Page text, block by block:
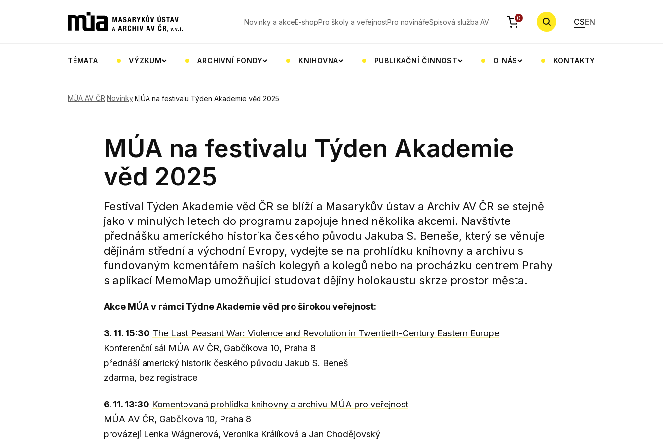
Novinky a akceE-shopPro školy a veřejnostPro novinářeSpisová služba AV 0 CSEN
TÉMATA VÝZKUM ARCHIVNÍ FONDY KNIHOVNA PUBLIKAČNÍ ČINNOST O NÁS KONTAKTY
MÚA AV ČR NovinkyMÚA na festivalu Týden Akademie věd 2025
MÚA na festivalu Týden Akademie
věd 2025
Festival Týden Akademie věd ČR se blíží a Masarykův ústav a Archiv AV ČR se stejně
jako v minulých letech do programu zapojuje hned několika akcemi. Navštivte
přednášku amerického historika českého původu Jakuba S. Beneše, který se věnuje
dějinám střední a východní Evropy, vydejte se na prohlídku knihovny a archivu s
fundovaným komentářem našich kolegyň a kolegů nebo na procházku centrem Prahy
s aplikací MemoMap umožňující studovat dějiny holokaustu skrze prostor města.
Akce MÚA v rámci Týdne Akademie věd pro širokou veřejnost:
3. 11. 15:30 The Last Peasant War: Violence and Revolution in Twentieth-Century Eastern Europe
Konferenční sál MÚA AV ČR, Gabčíkova 10, Praha 8
přednáší americký historik českého původu Jakub S. Beneš
zdarma, bez registrace
6. 11. 13:30 Komentovaná prohlídka knihovny a archivu MÚA pro veřejnost
MÚA AV ČR, Gabčíkova 10, Praha 8
provázejí Lenka Wágnerová, Veronika Králíková a Jan Chodějovský